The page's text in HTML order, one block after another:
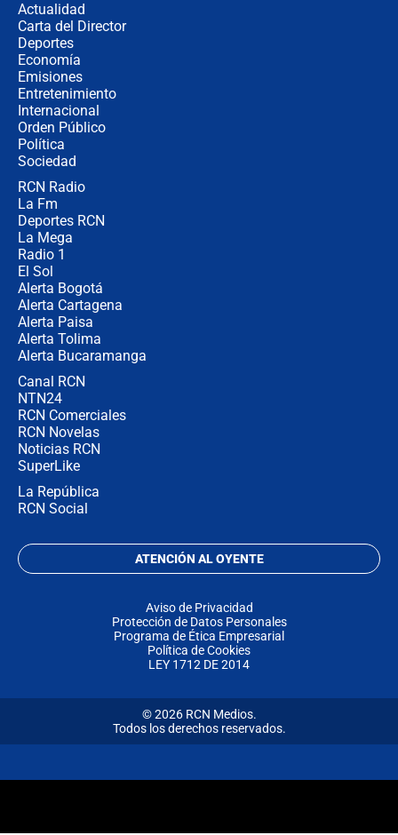
Actualidad
Carta del Director
Deportes
Economía
Emisiones
Entretenimiento
Internacional
Orden Público
Política
Sociedad
RCN Radio
La Fm
Deportes RCN
La Mega
Radio 1
El Sol
Alerta Bogotá
Alerta Cartagena
Alerta Paisa
Alerta Tolima
Alerta Bucaramanga
Canal RCN
NTN24
RCN Comerciales
RCN Novelas
Noticias RCN
SuperLike
La República
RCN Social
ATENCIÓN AL OYENTE
Aviso de Privacidad
Protección de Datos Personales
Programa de Ética Empresarial
Política de Cookies
LEY 1712 DE 2014
© 2026 RCN Medios.
Todos los derechos reservados.